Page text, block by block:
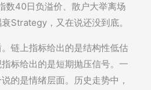
数40日负溢价、散户大举离场
Strategy，又在说还没到底。
链上指标给出的是结构性低估
标给出的是短期抛压信号。一
的是情绪层面。历史走势中，